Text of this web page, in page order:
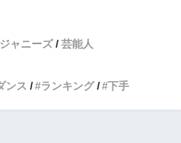
ジャニーズ
芸能人
ンス ランキング 下手